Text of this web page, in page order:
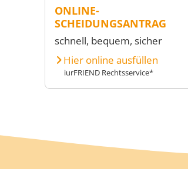
ONLINE-
SCHEIDUNGSANTRAG
schnell, bequem, sicher
Hier online ausfüllen
iurFRIEND Rechtsservice*